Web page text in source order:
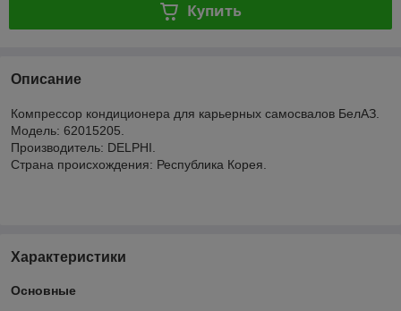
Купить
Описание
Компрессор кондиционера для карьерных самосвалов БелАЗ.
Модель: 62015205.
Производитель: DELPHI.
Страна происхождения: Республика Корея.
Характеристики
Основные